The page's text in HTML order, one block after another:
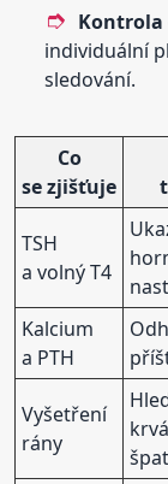
individuální
sledování.
Co
se zjišťuje
TSH
a volný T4
Kalcium
a PTH
Vyšetření
rány